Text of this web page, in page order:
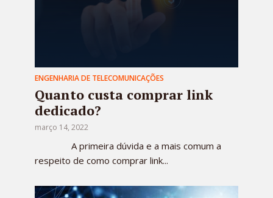
ENGENHARIA DE TELECOMUNICAÇÕES
Quanto custa comprar link
dedicado?
março 14, 2022
A primeira dúvida e a mais comum a
respeito de como comprar link...